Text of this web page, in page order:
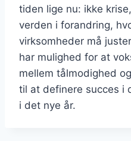
tiden lige nu: ikke
verden i forandring,
virksomheder må
har mulighed for at
mellem tålmodighed
til at definere succes i
i det nye år.